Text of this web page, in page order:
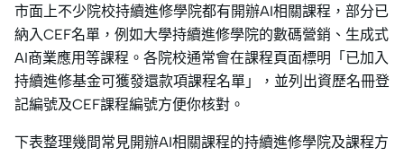
市面上不少院校持續進修學院都有開辦AI相關課程，部分已
納入CEF名單，例如大學持續進修學院的數碼營銷、生成式
AI商業應用等課程。各院校通常會在課程頁面標明「已加入
持續進修基金可獲發還款項課程名單」，並列出資歷名冊登
記編號及CEF課程編號方便你核對。
下表整理幾間常見開辦AI相關課程的持續進修學院及課程方